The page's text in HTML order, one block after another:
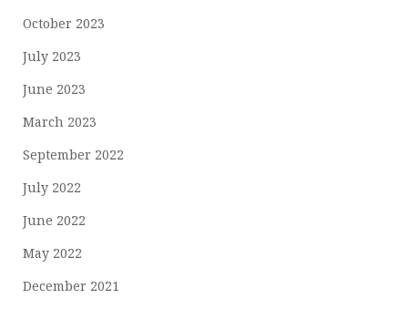
October 2023
July 2023
June 2023
March 2023
September 2022
July 2022
June 2022
May 2022
December 2021